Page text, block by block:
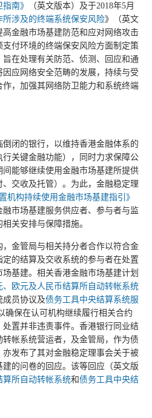
南》
（英文版本）及于2018年5月
涉及的终端系统保安风险》（英文
金融市场基建防范和应对网络攻击
付环境的终端保安风险方面制定策
在处理有关防范、侦测、回应和通
应网络安全范畴的发展，持续与受
，加强其网络防卫能力和系统终端
闭的银行，以维持香港金融体系的
关键金融功能），同时力求保障公
能够继续使用金融市场基建所提供
交收及托管）。为此，金融稳定理
机构持续使用金融市场基建指引》
融市场基建服务供应者、参与者与监
关安排与保障措施。
金管局与相关持分者合作以符合金
的结算及交收系统的参与者在处置
基建。相关香港金融市场基建计划
、欧元及人民币结算所自动转帐系统
成员协议及债务工具中央结算系统服
确保在认可机构继续履行相关合约
置并非违责事件。香港银行同业结
帐系统营运者，及金管局，作为债
发布了其对金融稳定理事会关于被
的问卷的回应。该等回应（英文版
算所自动转帐系统和债务工具中央结